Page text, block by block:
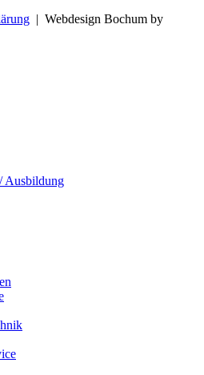
| Webdesign Bochum by
Ausbildung